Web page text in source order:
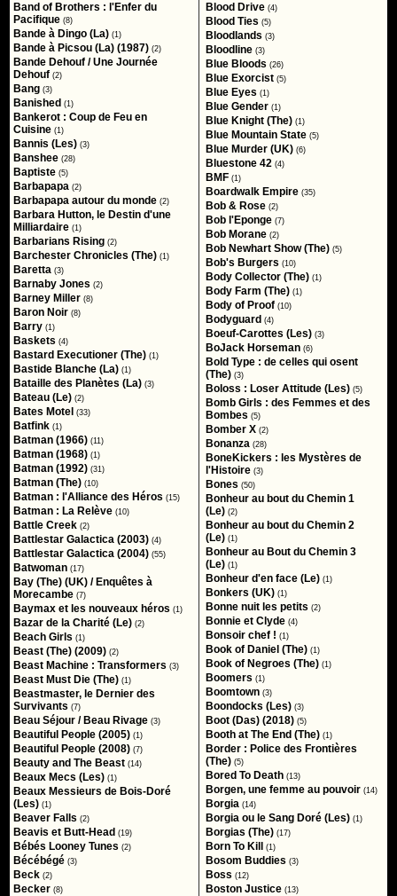
Band of Brothers : l'Enfer du
Pacifique (8)
Bande à Dingo (La) (1)
Bande à Picsou (La) (1987) (2)
Bande Dehouf / Une Journée
Dehouf (2)
Bang (3)
Banished (1)
Bankerot : Coup de Feu en
Cuisine (1)
Bannis (Les) (3)
Banshee (28)
Baptiste (5)
Barbapapa (2)
Barbapapa autour du monde (2)
Barbara Hutton, le Destin d'une
Milliardaire (1)
Barbarians Rising (2)
Barchester Chronicles (The) (1)
Baretta (3)
Barnaby Jones (2)
Barney Miller (8)
Baron Noir (8)
Barry (1)
Baskets (4)
Bastard Executioner (The) (1)
Bastide Blanche (La) (1)
Bataille des Planètes (La) (3)
Bateau (Le) (2)
Bates Motel (33)
Batfink (1)
Batman (1966) (11)
Batman (1968) (1)
Batman (1992) (31)
Batman (The) (10)
Batman : l'Alliance des Héros (15)
Batman : La Relève (10)
Battle Creek (2)
Battlestar Galactica (2003) (4)
Battlestar Galactica (2004) (55)
Batwoman (17)
Bay (The) (UK) / Enquêtes à
Morecambe (7)
Baymax et les nouveaux héros (1)
Bazar de la Charité (Le) (2)
Beach Girls (1)
Beast (The) (2009) (2)
Beast Machine : Transformers (3)
Beast Must Die (The) (1)
Beastmaster, le Dernier des
Survivants (7)
Beau Séjour / Beau Rivage (3)
Beautiful People (2005) (1)
Beautiful People (2008) (7)
Beauty and The Beast (14)
Beaux Mecs (Les) (1)
Beaux Messieurs de Bois-Doré
(Les) (1)
Beaver Falls (2)
Beavis et Butt-Head (19)
Bébés Looney Tunes (2)
Bécébégé (3)
Beck (2)
Becker (8)
Blood Drive (4)
Blood Ties (5)
Bloodlands (3)
Bloodline (3)
Blue Bloods (26)
Blue Exorcist (5)
Blue Eyes (1)
Blue Gender (1)
Blue Knight (The) (1)
Blue Mountain State (5)
Blue Murder (UK) (6)
Bluestone 42 (4)
BMF (1)
Boardwalk Empire (35)
Bob & Rose (2)
Bob l'Eponge (7)
Bob Morane (2)
Bob Newhart Show (The) (5)
Bob's Burgers (10)
Body Collector (The) (1)
Body Farm (The) (1)
Body of Proof (10)
Bodyguard (4)
Boeuf-Carottes (Les) (3)
BoJack Horseman (6)
Bold Type : de celles qui osent
(The) (3)
Boloss : Loser Attitude (Les) (5)
Bomb Girls : des Femmes et des
Bombes (5)
Bomber X (2)
Bonanza (28)
BoneKickers : les Mystères de
l'Histoire (3)
Bones (50)
Bonheur au bout du Chemin 1
(Le) (2)
Bonheur au bout du Chemin 2
(Le) (1)
Bonheur au Bout du Chemin 3
(Le) (1)
Bonheur d'en face (Le) (1)
Bonkers (UK) (1)
Bonne nuit les petits (2)
Bonnie et Clyde (4)
Bonsoir chef ! (1)
Book of Daniel (The) (1)
Book of Negroes (The) (1)
Boomers (1)
Boomtown (3)
Boondocks (Les) (3)
Boot (Das) (2018) (5)
Booth at The End (The) (1)
Border : Police des Frontières
(The) (5)
Bored To Death (13)
Borgen, une femme au pouvoir (14)
Borgia (14)
Borgia ou le Sang Doré (Les) (1)
Borgias (The) (17)
Born To Kill (1)
Bosom Buddies (3)
Boss (12)
Boston Justice (13)